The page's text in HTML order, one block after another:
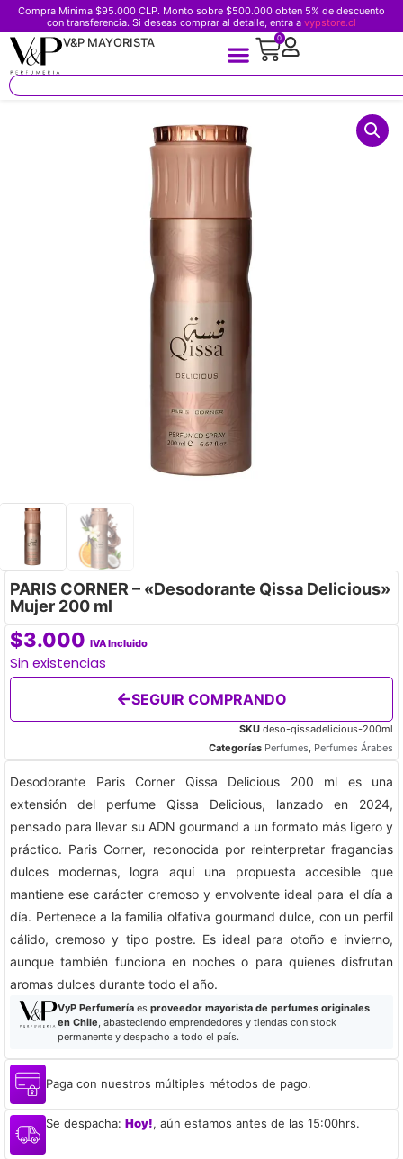
Compra Minima $95.000 CLP. Monto sobre $500.000 obten 5% de descuento
con transferencia. Si deseas comprar al detalle, entra a vypstore.cl
V&P MAYORISTA 0
PARIS CORNER – «Desodorante Qissa Delicious»
Mujer 200 ml
$3.000 IVA Incluido
Sin existencias
SEGUIR COMPRANDO
SKU deso-qissadelicious-200ml
Categorías Perfumes, Perfumes Árabes
Desodorante Paris Corner Qissa Delicious 200 ml es una
extensión del perfume Qissa Delicious, lanzado en 2024,
pensado para llevar su ADN gourmand a un formato más ligero y
práctico. Paris Corner, reconocida por reinterpretar fragancias
dulces modernas, logra aquí una propuesta accesible que
mantiene ese carácter cremoso y envolvente ideal para el día a
día. Pertenece a la familia olfativa gourmand dulce, con un perfil
cálido, cremoso y tipo postre. Es ideal para otoño e invierno,
aunque también funciona en noches o para quienes disfrutan
aromas dulces durante todo el año.
VyP Perfumeríaes proveedor mayorista de perfumes originales
en Chile, abasteciendo emprendedores y tiendas con stock
permanente y despacho a todo el país.
Paga con nuestros múltiples métodos de pago.
Se despacha: Hoy!, aún estamos antes de las 15:00hrs.